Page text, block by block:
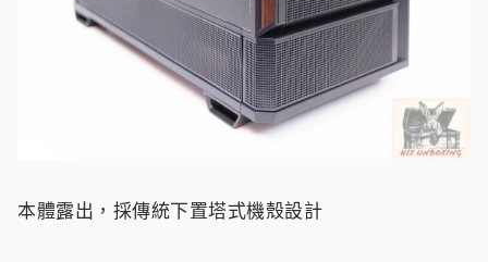
本體露出，採傳統下置塔式機殼設計